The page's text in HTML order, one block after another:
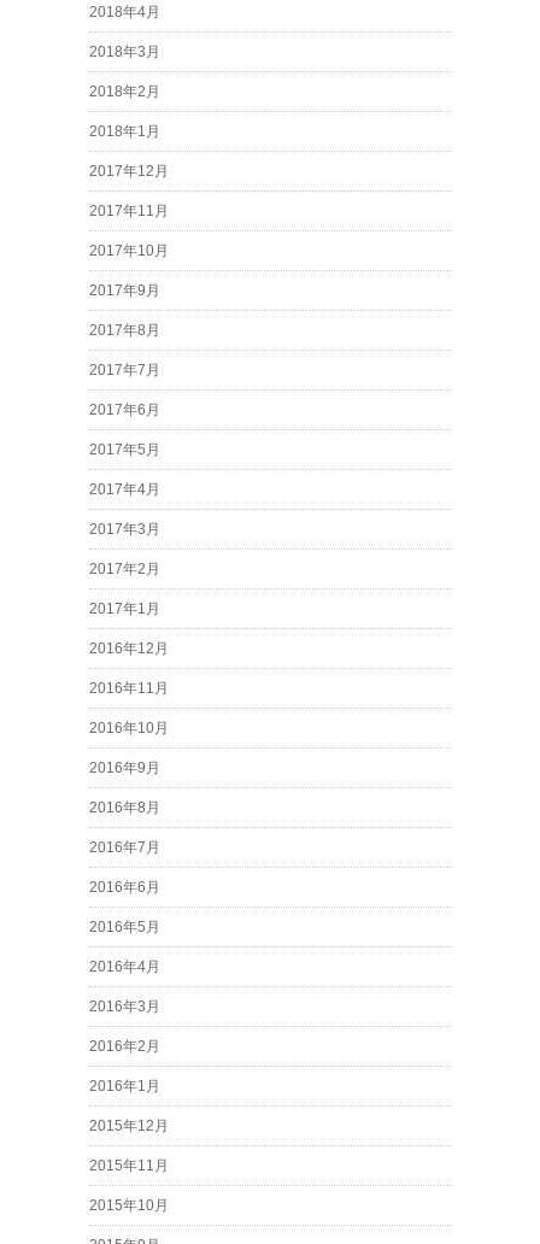
2018年4月
2018年3月
2018年2月
2018年1月
2017年12月
2017年11月
2017年10月
2017年9月
2017年8月
2017年7月
2017年6月
2017年5月
2017年4月
2017年3月
2017年2月
2017年1月
2016年12月
2016年11月
2016年10月
2016年9月
2016年8月
2016年7月
2016年6月
2016年5月
2016年4月
2016年3月
2016年2月
2016年1月
2015年12月
2015年11月
2015年10月